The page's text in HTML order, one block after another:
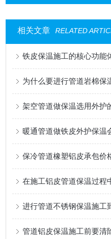
相关文章 RELATED
铁皮保温施工的核心功能
为什么要进行管道岩棉保
架空管道做保温选用外护
暖通管道做铁皮外护保温
保冷管道橡塑铝皮承包价
在施工铝皮管道保温过程
进行管道不锈钢保温施工